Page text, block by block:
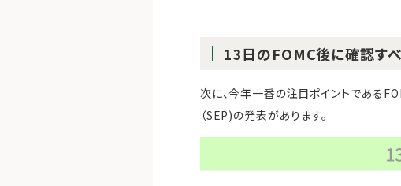
13日のFOMC後に確認す
次に、今年一番の注目ポイントである
（SEP)の発表があります。